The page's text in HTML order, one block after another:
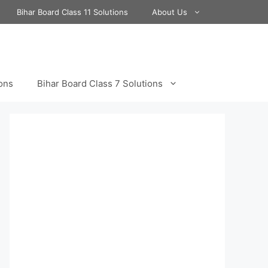
Bihar Board Class 11 Solutions About Us
Bihar Board Class 7 Solutions